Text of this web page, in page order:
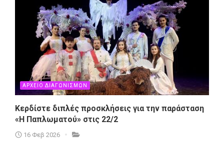
ΑΡΧΕΙΟ ΔΙΑΓΩΝΙΣΜΩΝ
Κερδίστε διπλές προσκλήσεις για την παράσταση
«Η Παπλωματού» στις 22/2
16 Φεβ 2026